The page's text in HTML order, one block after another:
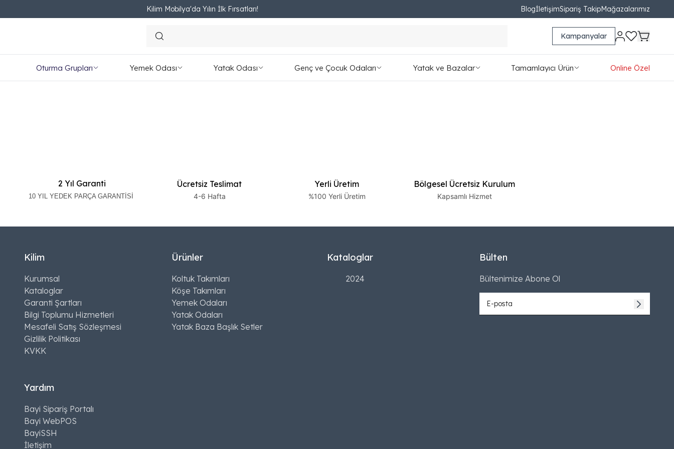
Kilim Mobilya'da Yılın İlk Fırsatları! BlogİletişimSipariş TakipMağazalarımız
Kampanyalar
Oturma Grupları Yemek Odası Yatak Odası Genç ve Çocuk Odaları Yatak ve Bazalar Tamamlayıcı Ürün Online Özel
2 Yıl Garanti
10 YIL YEDEK PARÇA GARANTİSİ
Ücretsiz Teslimat
4-6 Hafta
Yerli Üretim
%100 Yerli Üretim
Bölgesel Ücretsiz Kurulum
Kapsamlı Hizmet
Kilim
Kurumsal
Kataloglar
Garanti Şartları
Bilgi Toplumu Hizmetleri
Mesafeli Satış Sözleşmesi
Gizlilik Politikası
KVKK
Ürünler
Koltuk Takımları
Köşe Takımları
Yemek Odaları
Yatak Odaları
Yatak Baza Başlık Setler
Yardım
Bayi Sipariş Portalı
Bayi WebPOS
BayiSSH
İletişim
Kataloglar
2024
Bülten
Bültenimize Abone Ol